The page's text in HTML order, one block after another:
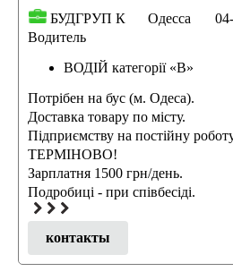
БУДГРУП К Одесса
Водитель
ВОДІЙ категорії «В»
Потрібен на бус (м. Одеса).
Доставка товару по місту.
Підприємству на постійну
ТЕРМІНОВО!
Зарплатня 1500 грн/день.
Подробицi - при спiвбесiдi.
контакты